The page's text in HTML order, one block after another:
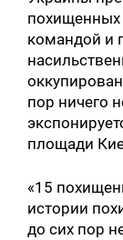
похищенных
командой и
пор ничего
площади
«15
истории
до сих пор